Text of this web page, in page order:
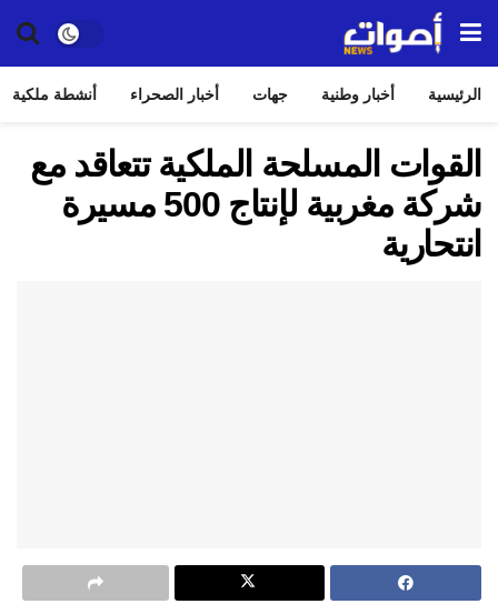
الرئيسية أخبار وطنية جهات أخبار الصحراء أنشطة ملكية
القوات المسلحة الملكية تتعاقد مع
شركة مغربية لإنتاج 500 مسيرة
انتحارية